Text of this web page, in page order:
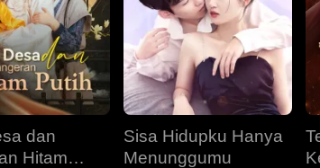
dan
Hitam
Sisa Hidupku Hanya
Menunggumu